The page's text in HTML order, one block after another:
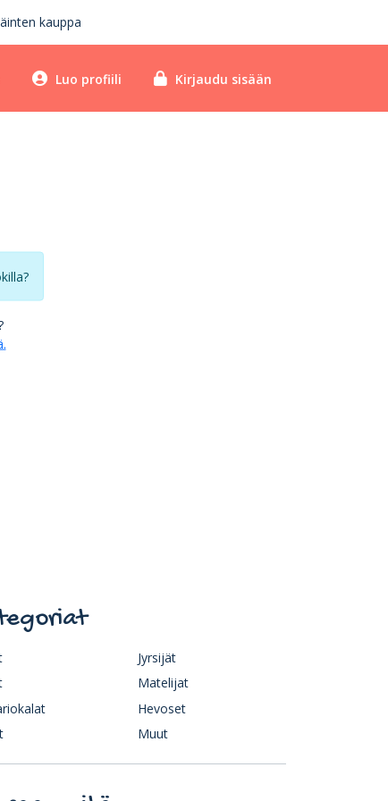
kauppa
Luo profiili Kirjaudu sisään
Jyrsijät
Matelijat
Hevoset
Muut